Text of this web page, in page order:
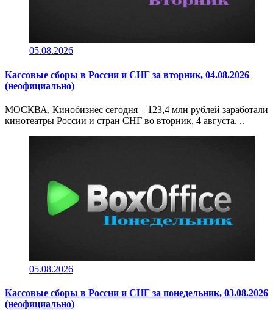
05.08.2026
Кассовые сборы в России и СНГ за вторник, 04.08.2026
(неофициально)
МОСКВА, Кинобизнес сегодня – 123,4 млн рублей заработали
кинотеатры России и стран СНГ во вторник, 4 августа. ..
05.08.2026
Кассовые сборы в России и СНГ за понедельник, 03.08.2026
(неофициально)